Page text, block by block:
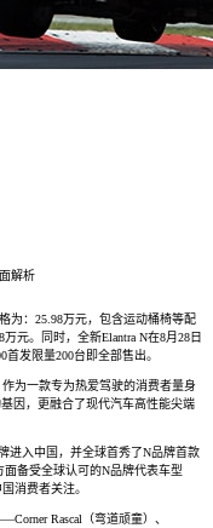
解析
为：25.98万元，包含运动桶椅等配
元。同时，全新Elantra N在8月28日
发限量200台即全部售出。
为一款专为热爱驾驶的消费者量身
因，更融合了现代汽车高性能尖端
进入中国，并全球首秀了N品牌首款
备受全球认可的N品牌代表车型
消费者关注。
Rascal（弯道顽童）、